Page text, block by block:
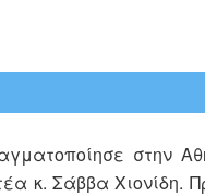
στην
κ. Σάββα Χιονίδη.